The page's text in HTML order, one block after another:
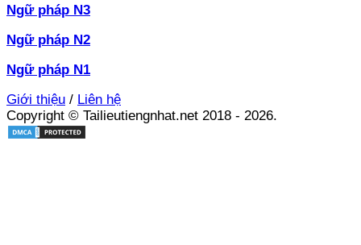
Ngữ pháp N3
Ngữ pháp N2
Ngữ pháp N1
Giới thiệu / Liên hệ
Copyright © Tailieutiengnhat.net 2018 - 2026.